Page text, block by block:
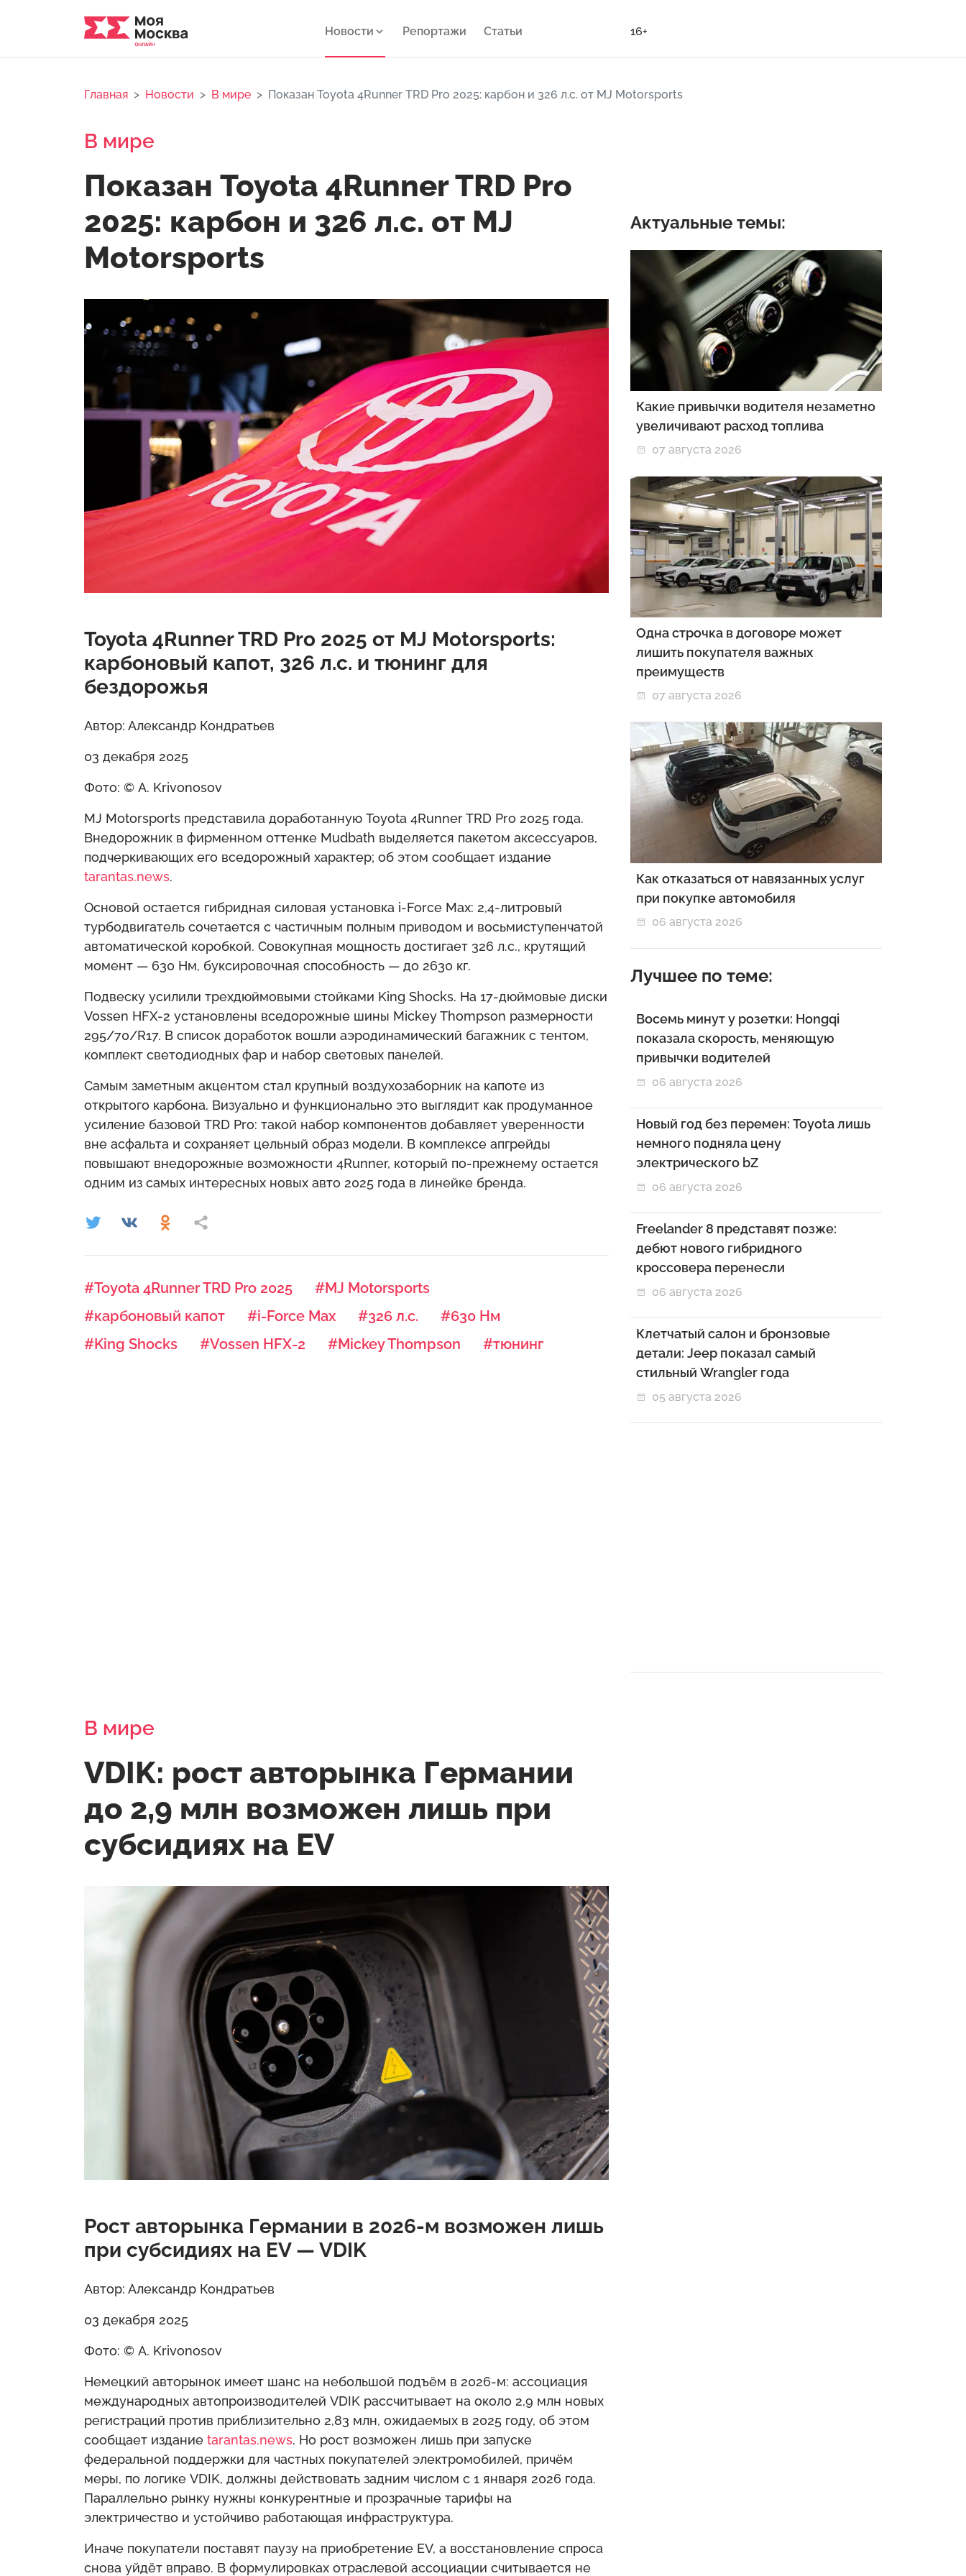
Новости Репортажи Статьи 16+
Главная Новости В мире Показан Toyota 4Runner TRD Pro 2025: карбон и 326 л.с. от MJ Motorsports
В мире
Показан Toyota 4Runner TRD Pro
2025: карбон и 326 л.с. от MJ
Motorsports
Toyota 4Runner TRD Pro 2025 от MJ Motorsports:
карбоновый капот, 326 л.с. и тюнинг для
бездорожья
Автор: Александр Кондратьев
03 декабря 2025
Фото: © A. Krivonosov
MJ Motorsports представила доработанную Toyota 4Runner TRD Pro 2025 года.
Внедорожник в фирменном оттенке Mudbath выделяется пакетом аксессуаров,
подчеркивающих его вседорожный характер; об этом сообщает издание
tarantas.news.
Основой остается гибридная силовая установка i-Force Max: 2,4-литровый
турбодвигатель сочетается с частичным полным приводом и восьмиступенчатой
автоматической коробкой. Совокупная мощность достигает 326 л.с., крутящий
момент — 630 Нм, буксировочная способность — до 2630 кг.
Подвеску усилили трехдюймовыми стойками King Shocks. На 17-дюймовые диски
Vossen HFX-2 установлены вседорожные шины Mickey Thompson размерности
295/70/R17. В список доработок вошли аэродинамический багажник с тентом,
комплект светодиодных фар и набор световых панелей.
Самым заметным акцентом стал крупный воздухозаборник на капоте из
открытого карбона. Визуально и функционально это выглядит как продуманное
усиление базовой TRD Pro: такой набор компонентов добавляет уверенности
вне асфальта и сохраняет цельный образ модели. В комплексе апгрейды
повышают внедорожные возможности 4Runner, который по-прежнему остается
одним из самых интересных новых авто 2025 года в линейке бренда.
#Toyota 4Runner TRD Pro 2025
#MJ Motorsports
#карбоновый капот
#i-Force Max #326 л.с.
#630 Нм
#King Shocks
#Vossen HFX-2 #Mickey Thompson #тюнинг
В мире
VDIK: рост авторынка Германии
до 2,9 млн возможен лишь при
субсидиях на EV
Рост авторынка Германии в 2026-м возможен лишь
при субсидиях на EV — VDIK
Автор: Александр Кондратьев
03 декабря 2025
Фото: © A. Krivonosov
Немецкий авторынок имеет шанс на небольшой подъём в 2026-м: ассоциация
международных автопроизводителей VDIK рассчитывает на около 2,9 млн новых
регистраций против приблизительно 2,83 млн, ожидаемых в 2025 году, об этом
сообщает издание tarantas.news. Но рост возможен лишь при запуске
федеральной поддержки для частных покупателей электромобилей, причём
меры, по логике VDIK, должны действовать задним числом с 1 января 2026 года.
Параллельно рынку нужны конкурентные и прозрачные тарифы на
электричество и устойчиво работающая инфраструктура.
Иначе покупатели поставят паузу на приобретение EV, а восстановление спроса
снова уйдёт вправо. В формулировках отраслевой ассоциации считывается не
Актуальные темы:
Какие привычки водителя незаметно
увеличивают расход топлива
07 августа 2026
Одна строчка в договоре может
лишить покупателя важных
преимуществ
07 августа 2026
Как отказаться от навязанных услуг
при покупке автомобиля
06 августа 2026
Лучшее по теме:
Восемь минут у розетки: Hongqi
показала скорость, меняющую
привычки водителей
06 августа 2026
Новый год без перемен: Toyota лишь
немного подняла цену
электрического bZ
06 августа 2026
Freelander 8 представят позже:
дебют нового гибридного
кроссовера перенесли
06 августа 2026
Клетчатый салон и бронзовые
детали: Jeep показал самый
стильный Wrangler года
05 августа 2026